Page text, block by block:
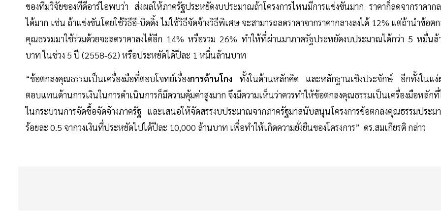
ของทีมวิจัยของทีดีอาร์ไอพบว่า ส่งผลให้ภาครัฐประหยัดงบประมาณถ้าโครงการไหนมีการแข่งขันมาก ราคาก็ลดจากราคากล
ได้มาก เช่น ถ้าแข่งขันโดยใช้วิธีอี-บิดดิ้ง ไม่ใช้วิธีจัดจ้างวิธีพิเศษ จะสามารถลดราคาจากราคากลางลงได้ 12% แต่ถ้านำข้อต
คุณธรรมมาใช้ร่วมด้วยจะลดราคาลงได้อีก 14% หรือรวม 26% ทำให้ที่ผ่านมาภาครัฐประหยัดงบประมาณได้กว่า 5 หมื่นล้
บาท ในช่วง 5 ปี (2558-62) หรือประหยัดได้ปีละ 1 หมื่นล้านบาท
“ข้อตกลงคุณธรรมเป็นเครื่องมือที่ตอบโจทย์เรื่องการต้านโกง ทั้งในด้านหลักคิด และหลักฐานเชิงประจักษ์ อีกทั้งในแง่
ตอบแทนด้านการเงินในการดำเนินการก็มีความคุ้มค่าสูงมาก จึงมีความเห็นว่าควรทำให้ข้อตกลงคุณธรรมเป็นเครื่องมือหลัก
ในกระบวนการจัดซื้อจัดจ้างภาครัฐ และเสนอให้จัดสรรงบประมาณจากภาครัฐมาสนับสนุนโครงการข้อตกลงคุณธรรมประม
ร้อยละ 0.5 จากวงเงินที่ประหยัดไปได้ปีละ 10,000 ล้านบาท เพื่อทำให้เกิดความยั่งยืนของโครงการ” ดร.สมเกียรติ กล่าว